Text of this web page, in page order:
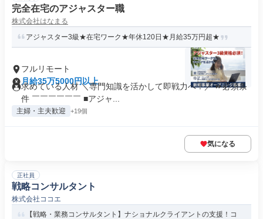
完全在宅のアジャスター職
株式会社はなまる
アジャスター3級★在宅ワーク★年休120日★月給35万円超★
フルリモート
月給35万5000円以上
求めている人材 ＼専門知識を活かして即戦力へ！／ ⏩必須条
件 ￣￣￣￣￣￣ ■アジャ...
主婦・主夫歓迎 +19個
気になる
正社員
戦略コンサルタント
株式会社ココエ
【戦略・業務コンサルタント】ナショナルクライアントの支援！コ